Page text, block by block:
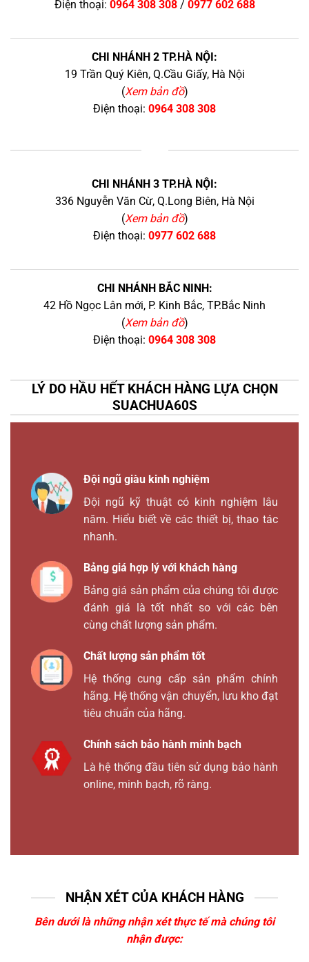
Điện thoại: 0964 308 308/ 0977 602 688
CHI NHÁNH 2 TP.HÀ NỘI:
19 Trần Quý Kiên, Q.Cầu Giấy, Hà Nội
(Xem bản đồ)
Điện thoại: 0964 308 308
CHI NHÁNH 3 TP.HÀ NỘI:
336 Nguyễn Văn Cừ, Q.Long Biên, Hà Nội
(Xem bản đồ)
Điện thoại: 0977 602 688
CHI NHÁNH BẮC NINH:
42 Hồ Ngọc Lân mới, P. Kinh Bắc, TP.Bắc Ninh
(Xem bản đồ)
Điện thoại: 0964 308 308
LÝ DO HẦU HẾT KHÁCH HÀNG LỰA CHỌN
SUACHUA60S
Đội ngũ giàu kinh nghiệm
Đội ngũ kỹ thuật có kinh nghiệm lâu
năm. Hiểu biết về các thiết bị, thao tác
nhanh.
Bảng giá hợp lý với khách hàng
Bảng giá sản phẩm của chúng tôi được
đánh giá là tốt nhất so với các bên
cùng chất lượng sản phẩm.
Chất lượng sản phẩm tốt
Hệ thống cung cấp sản phẩm chính
hãng. Hệ thống vận chuyển, lưu kho đạt
tiêu chuẩn của hãng.
Chính sách bảo hành minh bạch
Là hệ thống đầu tiên sử dụng bảo hành
online, minh bạch, rõ ràng.
NHẬN XÉT CỦA KHÁCH HÀNG
Bên dưới là những nhận xét thực tế mà chúng tôi
nhận được: